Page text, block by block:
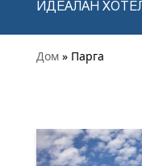
ИДЕАЛАН ХОТЕЛ
Дом » Парга